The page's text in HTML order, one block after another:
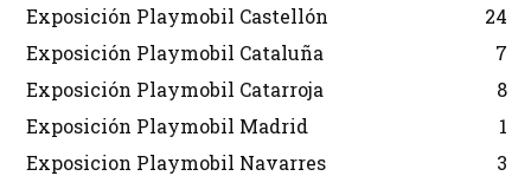
Exposición Playmobil Castellón
24
Exposición Playmobil Cataluña
7
Exposición Playmobil Catarroja
8
Exposición Playmobil Madrid
1
Exposicion Playmobil Navarres
3